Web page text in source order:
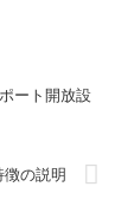
ート開放設
の説明